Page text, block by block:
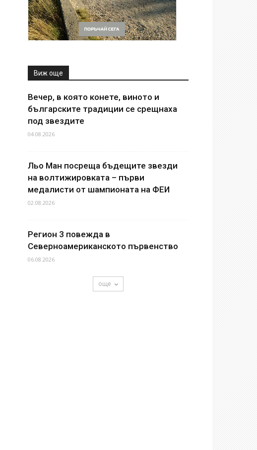
Виж още
Вечер, в която конете, виното и
българските традиции се срещнаха
под звездите
04.08.2026
Льо Ман посреща бъдещите звезди
на волтижировката – първи
медалисти от шампионата на ФЕИ
02.08.2026
Регион 3 повежда в
Северноамериканското първенство
06.08.2026
още